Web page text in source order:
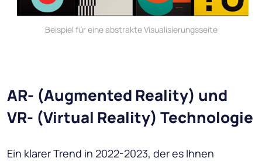
Beispiel für eine abstrakte Visualisierungsseite
AR- (Augmented Reality) und
VR- (Virtual Reality) Technologie
Ein klarer Trend in 2022-2023, der es Ihnen